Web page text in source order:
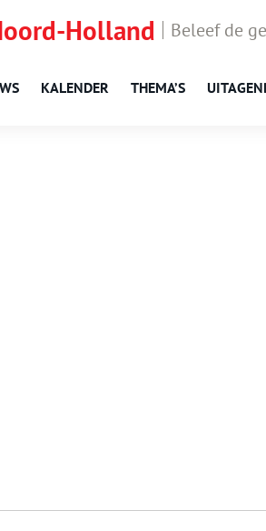
Holland Beleef de
KALENDER THEMA’S